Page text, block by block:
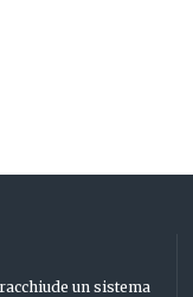
un sistema